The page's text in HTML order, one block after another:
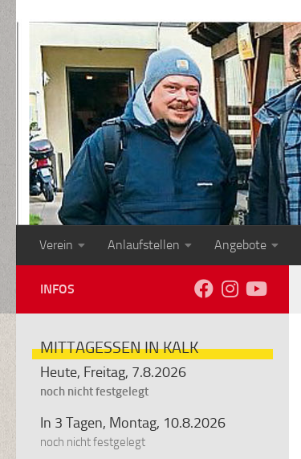
Zum Inhalt springen
Verein Anlaufstellen Angebote
INFOS
MITTAGESSEN IN KALK
Heute, Freitag, 7.8.2026
noch nicht festgelegt
In 3 Tagen, Montag, 10.8.2026
noch nicht festgelegt